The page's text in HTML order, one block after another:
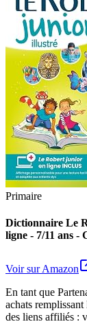
Primaire
Dictionnaire Le
ligne - 7/11 ans -
Voir sur Amazon
En tant que
achats
des liens affiliés :